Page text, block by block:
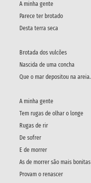
A minha gente
Parece ter brotado
Desta terra seca
Brotada dos vulcões
Nascida de uma concha
Que o mar depositou na areia.
A minha gente
Tem rugas de olhar o longe
Rugas de rir
De sofrer
E de morrer
As de morrer são mais bonitas
Provam o renascer